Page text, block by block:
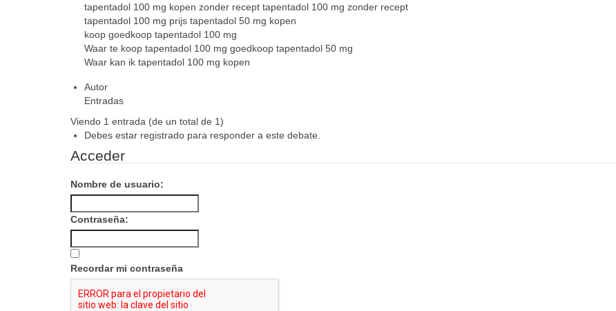
tapentadol 100 mg kopen zonder recept tapentadol 100 mg zonder recept
tapentadol 100 mg prijs tapentadol 50 mg kopen
koop goedkoop tapentadol 100 mg
Waar te koop tapentadol 100 mg goedkoop tapentadol 50 mg
Waar kan ik tapentadol 100 mg kopen
Autor
Entradas
Viendo 1 entrada (de un total de 1)
Debes estar registrado para responder a este debate.
Acceder
Nombre de usuario:
Contraseña:
Recordar mi contraseña